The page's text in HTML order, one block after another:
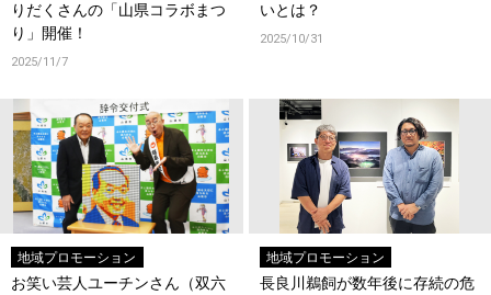
りだくさんの「山県コラボまつ
り」開催！
2025/11/7
いとは？
2025/10/31
地域プロモーション
お笑い芸人ユーチンさん（双六
地域プロモーション
長良川鵜飼が数年後に存続の危